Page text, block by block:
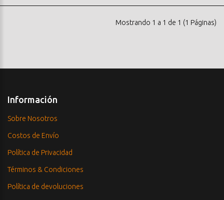
Mostrando 1 a 1 de 1 (1 Páginas)
Información
Sobre Nosotros
Costos de Envío
Política de Privacidad
Términos & Condiciones
Política de devoluciones